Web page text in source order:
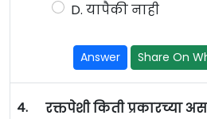
D. यापैकी नाही
Answer Share On
4. रक्तपेशी किती प्रकारच्या